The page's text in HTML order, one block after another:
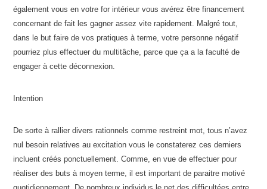
également vous en votre for intérieur vous avérez être financement
concernant de fait les gagner assez vite rapidement. Malgré tout,
dans le but faire de vos pratiques à terme, votre personne négatif
pourriez plus effectuer du multitâche, parce que ça a la faculté de
engager à cette déconnexion.
Intention
De sorte à rallier divers rationnels comme restreint mot, tous n’avez
nul besoin relatives au excitation vous le constaterez ces derniers
incluent créés ponctuellement. Comme, en vue de effectuer pour
réaliser des buts à moyen terme, il est important de paraitre motivé